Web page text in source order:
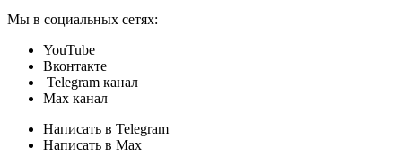
Мы в социальных сетях:
YouTube
Вконтакте
Telegram канал
Max канал
Написать в Telegram
Написать в Max